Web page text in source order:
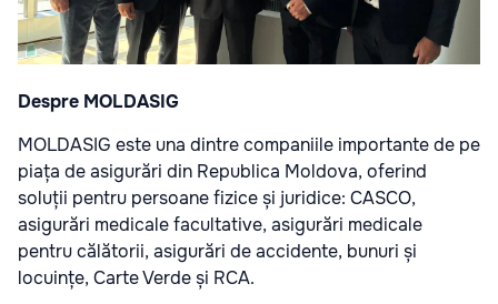
Despre MOLDASIG
MOLDASIG este una dintre companiile importante de pe
piața de asigurări din Republica Moldova, oferind
soluții pentru persoane fizice și juridice: CASCO,
asigurări medicale facultative, asigurări medicale
pentru călătorii, asigurări de accidente, bunuri și
locuințe, Carte Verde și RCA.